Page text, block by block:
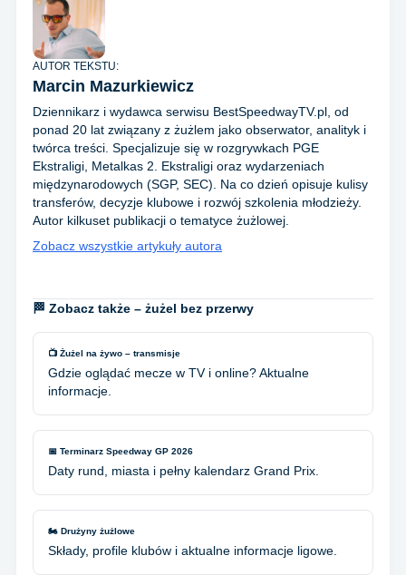
AUTOR TEKSTU:
Marcin Mazurkiewicz
Dziennikarz i wydawca serwisu BestSpeedwayTV.pl, od
ponad 20 lat związany z żużlem jako obserwator, analityk i
twórca treści. Specjalizuje się w rozgrywkach PGE
Ekstraligi, Metalkas 2. Ekstraligi oraz wydarzeniach
międzynarodowych (SGP, SEC). Na co dzień opisuje kulisy
transferów, decyzje klubowe i rozwój szkolenia młodzieży.
Autor kilkuset publikacji o tematyce żużlowej.
Zobacz wszystkie artykuły autora
🏁 Zobacz także – żużel bez przerwy
📺 Żużel na żywo – transmisje
Gdzie oglądać mecze w TV i online? Aktualne
informacje.
📅 Terminarz Speedway GP 2026
Daty rund, miasta i pełny kalendarz Grand Prix.
🏍️ Drużyny żużlowe
Składy, profile klubów i aktualne informacje ligowe.